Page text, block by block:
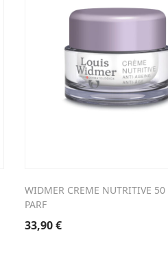
WIDMER CREME NUTRITIVE
PARF
33,90€